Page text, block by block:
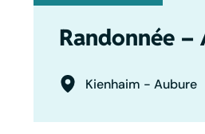
Randonnée –
Kienhaim - Aubure